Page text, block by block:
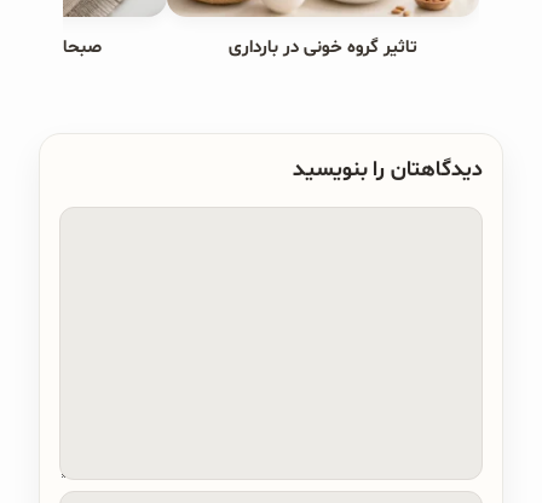
تاثیر گروه خونی در بارداری صبحانه های
دیدگاهتان را بنویسید